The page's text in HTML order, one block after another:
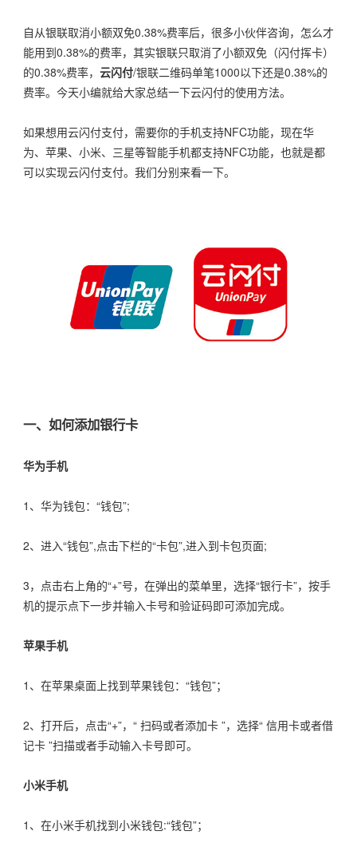
自从银联取消小额双免0.38%费率后，很多小伙伴咨询，怎么才
能用到0.38%的费率，其实银联只取消了小额双免（闪付挥卡）
的0.38%费率， 云闪付/银联二维码单笔1000以下还是0.38%的
费率。今天小编就给大家总结一下云闪付的使用方法。
如果想用云闪付支付，需要你的手机支持NFC功能，现在华
为、苹果、小米、三星等智能手机都支持NFC功能，也就是都
可以实现云闪付支付。我们分别来看一下。
一、如何添加银行卡
华为手机
1、华为钱包：“钱包”;
2、进入“钱包”,点击下栏的“卡包”,进入到卡包页面;
3，点击右上角的“+”号，在弹出的菜单里，选择“银行卡”，按手
机的提示点下一步并输入卡号和验证码即可添加完成。
苹果手机
1、在苹果桌面上找到苹果钱包：“钱包”；
2、打开后，点击“+”，“ 扫码或者添加卡 ”，选择“ 信用卡或者借
记卡 ”扫描或者手动输入卡号即可。
小米手机
1、在小米手机找到小米钱包:“钱包”；